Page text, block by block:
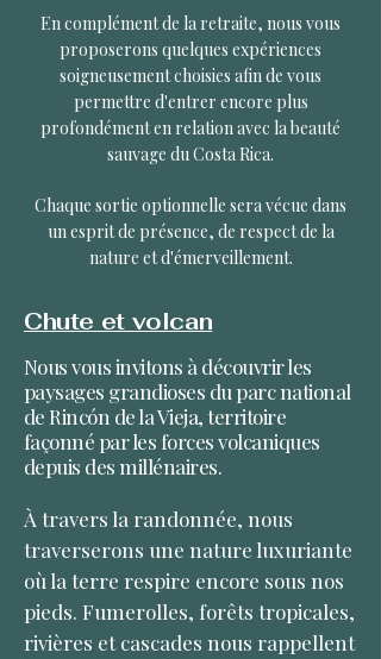
En complément de la retraite, nous vous
proposerons quelques expériences
soigneusement choisies afin de vous
permettre d'entrer encore plus
profondément en relation avec la beauté
sauvage du Costa Rica.
Chaque sortie optionnelle sera vécue dans
un esprit de présence, de respect de la
nature et d'émerveillement.
Chute et volcan
Nous vous invitons à découvrir les
paysages grandioses du parc national
de Rincón de la Vieja, territoire
façonné par les forces volcaniques
depuis des millénaires.
À travers la randonnée, nous
traverserons une nature luxuriante
où la terre respire encore sous nos
pieds. Fumerolles, forêts tropicales,
rivières et cascades nous rappellent